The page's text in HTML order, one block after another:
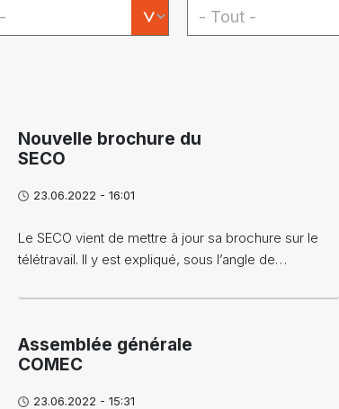
Nouvelle brochure du
SECO
23.06.2022 - 16:01
Le SECO vient de mettre à jour sa brochure sur le
télétravail. Il y est expliqué, sous l’angle de…
Assemblée générale
COMEC
23.06.2022 - 15:31